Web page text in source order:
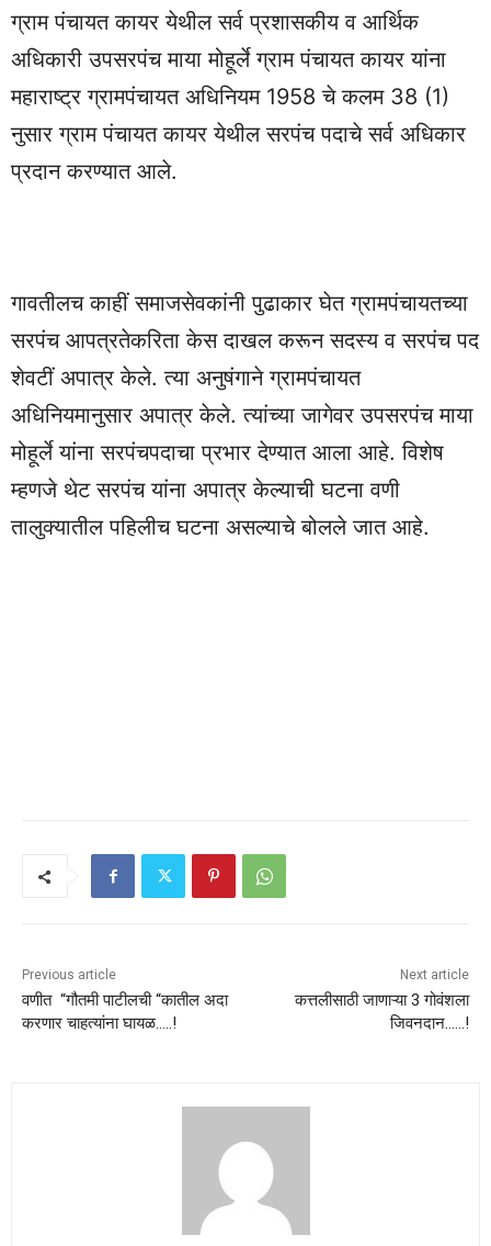
ग्राम पंचायत कायर येथील सर्व प्रशासकीय व आर्थिक
अधिकारी उपसरपंच माया मोहूर्ले ग्राम पंचायत कायर यांना
महाराष्ट्र ग्रामपंचायत अधिनियम 1958 चे कलम 38 (1)
नुसार ग्राम पंचायत कायर येथील सरपंच पदाचे सर्व अधिकार
प्रदान करण्यात आले.
गावतीलच काहीं समाजसेवकांनी पुढाकार घेत ग्रामपंचायतच्या
सरपंच आपत्रतेकरिता केस दाखल करून सदस्य व सरपंच पद
शेवटीं अपात्र केले. त्या अनुषंगाने ग्रामपंचायत
अधिनियमानुसार अपात्र केले. त्यांच्या जागेवर उपसरपंच माया
मोहूर्ले यांना सरपंचपदाचा प्रभार देण्यात आला आहे. विशेष
म्हणजे थेट सरपंच यांना अपात्र केल्याची घटना वणी
तालुक्यातील पहिलीच घटना असल्याचे बोलले जात आहे.
Previous article
वणीत “गौतमी पाटीलची “कातील अदा
करणार चाहत्यांना घायळ…..!
Next article
कत्तलीसाठी जाणाऱ्या 3 गोवंशला
जिवनदान……!